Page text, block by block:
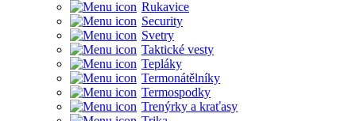
Rukavice
Security
Svetry
Taktické vesty
Tepláky
Termonátělníky
Termospodky
Trenýrky a kraťasy